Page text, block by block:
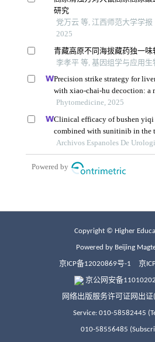
Copyright © Higher
Powered by Beijing
京ICP备12020869号-1 京
京公网安备
网络出版服务许可证网出证
Service: 010-58582445
010-58556485